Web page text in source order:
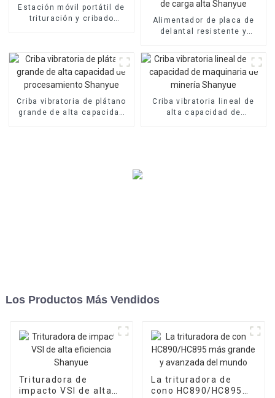
Estación móvil portátil de
trituración y cribado
Alimentador de placa de
delantal resistente y
Shanyue
Criba vibratoria de plátano
grande de alta capacidad
Criba vibratoria lineal de
alta capacidad de
Los Productos Más Vendidos
Trituradora de
impacto VSI de alta
La trituradora de
cono HC890/HC895